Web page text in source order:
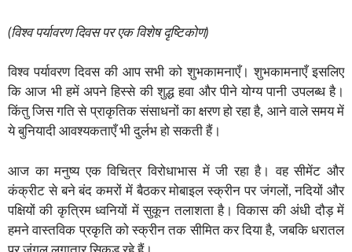
(विश्व पर्यावरण दिवस पर एक विशेष दृष्टिकोण)
विश्व पर्यावरण दिवस की आप सभी को शुभकामनाएँ। शुभकामनाएँ इसलिए
कि आज भी हमें अपने हिस्से की शुद्ध हवा और पीने योग्य पानी उपलब्ध है।
किंतु जिस गति से प्राकृतिक संसाधनों का क्षरण हो रहा है, आने वाले समय में
ये बुनियादी आवश्यकताएँ भी दुर्लभ हो सकती हैं।
आज का मनुष्य एक विचित्र विरोधाभास में जी रहा है। वह सीमेंट और
कंक्रीट से बने बंद कमरों में बैठकर मोबाइल स्क्रीन पर जंगलों, नदियों और
पक्षियों की कृत्रिम ध्वनियों में सुकून तलाशता है। विकास की अंधी दौड़ में
हमने वास्तविक प्रकृति को स्क्रीन तक सीमित कर दिया है, जबकि धरातल